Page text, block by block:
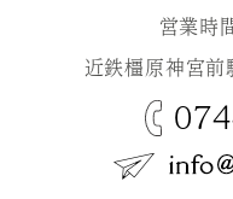
営業時
近鉄橿原神宮前